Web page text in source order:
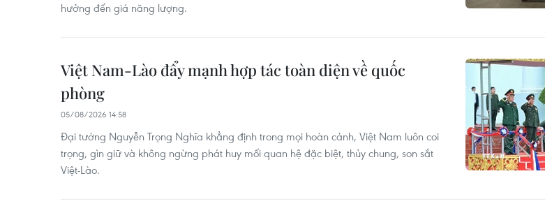
hưởng đến giá năng lượng.
Việt Nam-Lào đẩy mạnh hợp tác toàn diện về quốc
phòng
05/08/2026 14:58
Đại tướng Nguyễn Trọng Nghĩa khẳng định trong mọi hoàn cảnh, Việt Nam luôn coi
trọng, gìn giữ và không ngừng phát huy mối quan hệ đặc biệt, thủy chung, son sắt
Việt-Lào.